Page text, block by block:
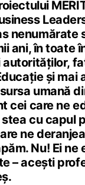
nenumărate
ani, în toate
și mai
umană
cei care ne
cu capul
ne
Nu! Ei ne
– acești